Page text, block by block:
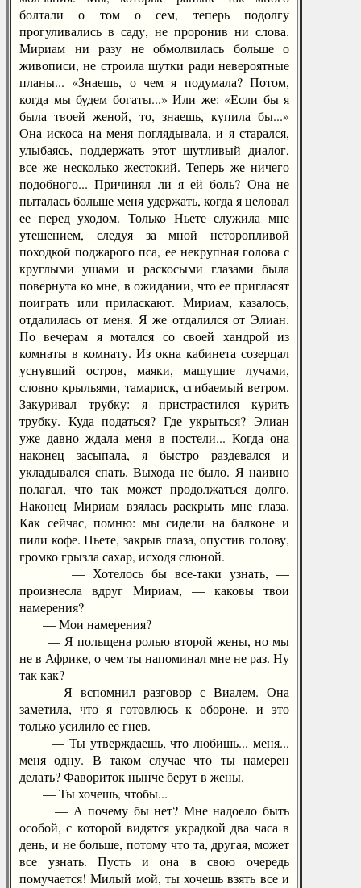
болтали о том о сем, теперь подолгу
прогуливались в саду, не проронив ни слова.
Мириам ни разу не обмолвилась больше о
живописи, не строила шутки ради невероятные
планы... «Знаешь, о чем я подумала? Потом,
когда мы будем богаты...» Или же: «Если бы я
была твоей женой, то, знаешь, купила бы...»
Она искоса на меня поглядывала, и я старался,
улыбаясь, поддержать этот шутливый диалог,
все же несколько жестокий. Теперь же ничего
подобного... Причинял ли я ей боль? Она не
пыталась больше меня удержать, когда я целовал
ее перед уходом. Только Ньете служила мне
утешением, следуя за мной неторопливой
походкой поджарого пса, ее некрупная голова с
круглыми ушами и раскосыми глазами была
повернута ко мне, в ожидании, что ее пригласят
поиграть или приласкают. Мириам, казалось,
отдалилась от меня. Я же отдалился от Элиан.
По вечерам я мотался со своей хандрой из
комнаты в комнату. Из окна кабинета созерцал
уснувший остров, маяки, машущие лучами,
словно крыльями, тамариск, сгибаемый ветром.
Закуривал трубку: я пристрастился курить
трубку. Куда податься? Где укрыться? Элиан
уже давно ждала меня в постели... Когда она
наконец засыпала, я быстро раздевался и
укладывался спать. Выхода не было. Я наивно
полагал, что так может продолжаться долго.
Наконец Мириам взялась раскрыть мне глаза.
Как сейчас, помню: мы сидели на балконе и
пили кофе. Ньете, закрыв глаза, опустив голову,
громко грызла сахар, исходя слюной.
— Хотелось бы все-таки узнать, —
произнесла вдруг Мириам, — каковы твои
намерения?
— Мои намерения?
— Я польщена ролью второй жены, но мы
не в Африке, о чем ты напоминал мне не раз. Ну
так как?
Я вспомнил разговор с Виалем. Она
заметила, что я готовлюсь к обороне, и это
только усилило ее гнев.
— Ты утверждаешь, что любишь... меня...
меня одну. В таком случае что ты намерен
делать? Фавориток нынче берут в жены.
— Ты хочешь, чтобы...
— А почему бы нет? Мне надоело быть
особой, с которой видятся украдкой два часа в
день, и не больше, потому что та, другая, может
все узнать. Пусть и она в свою очередь
помучается! Милый мой, ты хочешь взять все и